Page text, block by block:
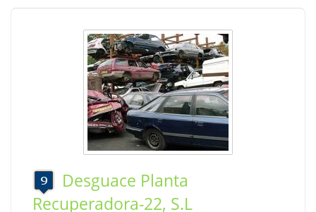
Desguace Planta
Recuperadora-22, S.L